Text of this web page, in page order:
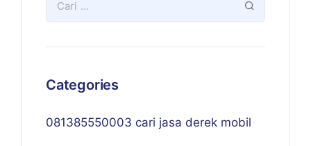
Categories
081385550003 cari jasa derek mobil